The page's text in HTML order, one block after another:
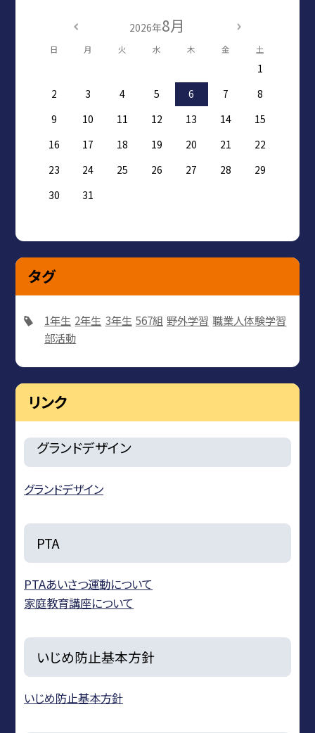
2026年8月
日 月 火 水 木 金 土
1
2
3 4 5 6 7
8
9
10 11 12 13 14
15
16
17 18 19 20 21
22
23
24 25 26 27 28
29
30
31
タグ
1年生 2年生 3年生 567組 野外学習 職業人体験学習
部活動
リンク
グランドデザイン
グランドデザイン
PTA
PTAあいさつ運動について
家庭教育講座について
いじめ防止基本方針
いじめ防止基本方針